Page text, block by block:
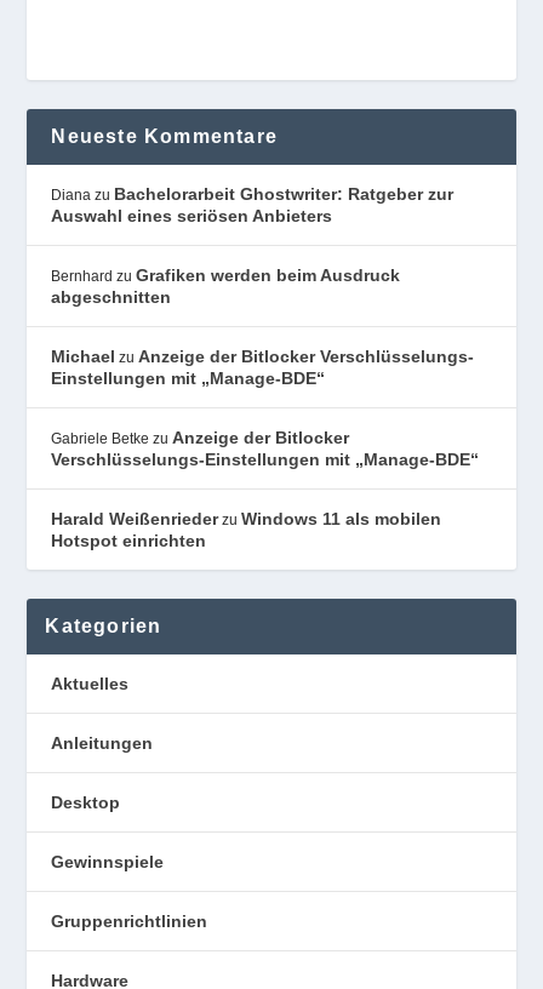
Neueste Kommentare
Diana zu Bachelorarbeit Ghostwriter: Ratgeber zur
Auswahl eines seriösen Anbieters
Bernhard zuGrafiken werden beim Ausdruck
abgeschnitten
Michael zuAnzeige der Bitlocker Verschlüsselungs-
Einstellungen mit „Manage-BDE“
Gabriele Betke zuAnzeige der Bitlocker
Verschlüsselungs-Einstellungen mit „Manage-BDE“
Harald WeißenriederzuWindows 11 als mobilen
Hotspot einrichten
Kategorien
Aktuelles
Anleitungen
Desktop
Gewinnspiele
Gruppenrichtlinien
Hardware